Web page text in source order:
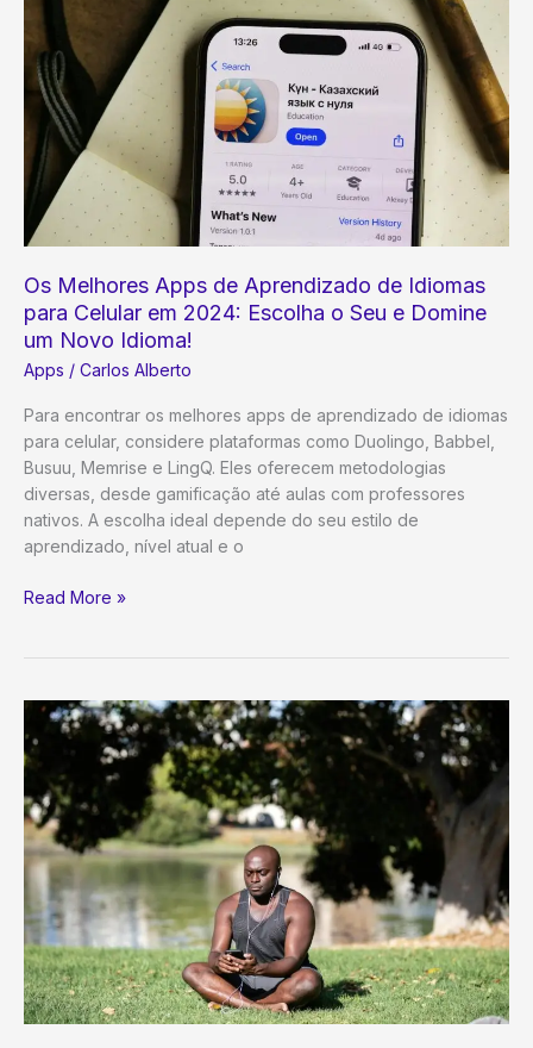
Aplicativos
de
Agenda
com
Maestria
Os Melhores Apps de Aprendizado de Idiomas
para Celular em 2024: Escolha o Seu e Domine
um Novo Idioma!
Apps / Carlos Alberto
Para encontrar os melhores apps de aprendizado de idiomas
para celular, considere plataformas como Duolingo, Babbel,
Busuu, Memrise e LingQ. Eles oferecem metodologias
diversas, desde gamificação até aulas com professores
nativos. A escolha ideal depende do seu estilo de
aprendizado, nível atual e o
Os
Aprendizado
Idiomas
para
Celular
em
2024:
Escolha
o
Seu
e
Domine
um
Read More »